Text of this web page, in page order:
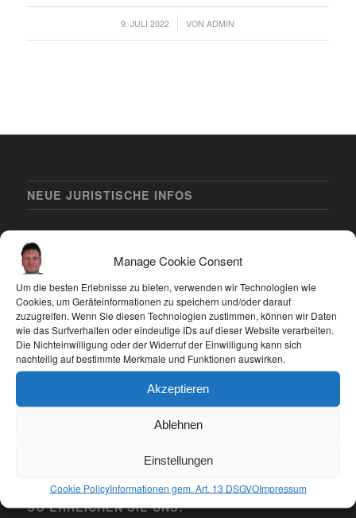
Manage Cookie Consent
Um die besten Erlebnisse zu bieten, verwenden wir Technologien wie
Cookies, um Geräteinformationen zu speichern und/oder darauf
zuzugreifen. Wenn Sie diesen Technologien zustimmen, können wir Daten
wie das Surfverhalten oder eindeutige IDs auf dieser Website verarbeiten.
Die Nichteinwilligung oder der Widerruf der Einwilligung kann sich
nachteilig auf bestimmte Merkmale und Funktionen auswirken.
Akzeptieren
Ablehnen
Einstellungen
Cookie PolicyInformationen gem. Art. 13 DSGVOImpressum
9. JULI 2022 VONADMIN
NEUE JURISTISCHE INFOS
6. September 2024 - 10:38
Veranstaltung zum Thema „DSGVO – Wie belastet der
Datenschutz die Unternehmen“
26. Oktober 2023 - 9:58
Kündigung – Anrechnung von Überstunden auf Freizeit­
ausgleichs­ansprüche
26. Oktober 2023 - 9:49
Ransomware-Angriffe – Rechtsfolgen und Vorsorge
6. September 2023 - 12:08
SO ERREICHEN SIE UNS: